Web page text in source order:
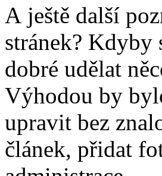
A ještě další
stránek? Kdyby
dobré udělat
Výhodou by
upravit bez
článek, přidat